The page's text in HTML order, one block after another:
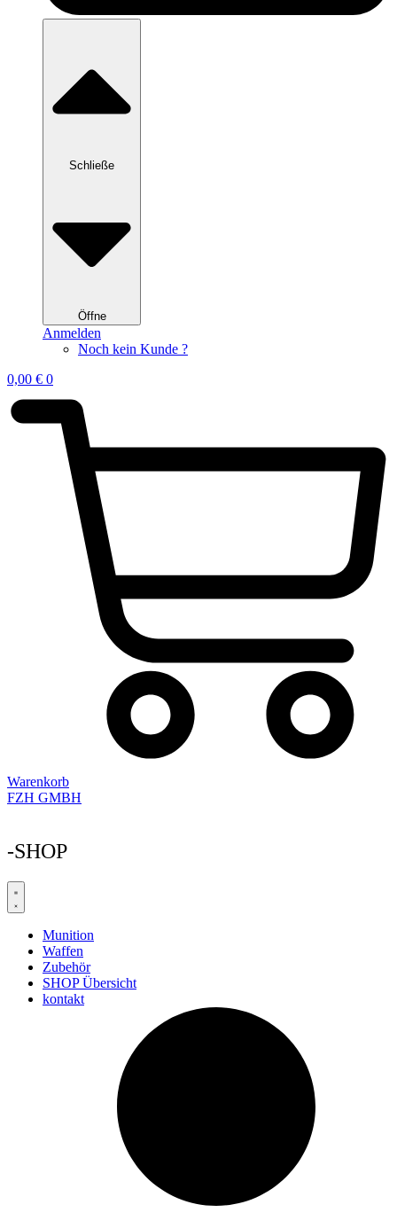
Schließe
Öffne
Anmelden
Noch kein Kunde ?
0,00 € 0
Warenkorb
FZH GMBH
-SHOP
Munition
Waffen
Zubehör
SHOP Übersicht
kontakt